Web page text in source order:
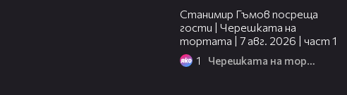
Станимир Гъмов посреща
гости | Черешката на
тортата | 7 авг. 2026 | част 1
1 Черешката на тортата